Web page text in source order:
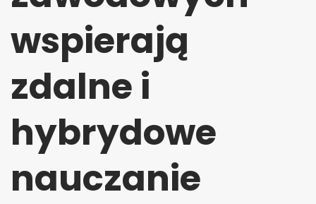
wspierają
zdalne i
hybrydowe
nauczanie